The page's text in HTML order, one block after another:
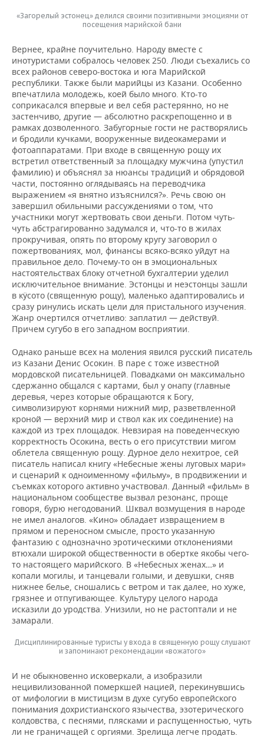
«Загорелый эстонец» делился своими позитивными эмоциями от
посещения марийской бани
Вернее, крайне поучительно. Народу вместе с
инотуристами собралось человек 250. Люди съехались со
всех районов северо-востока и юга Марийской
республики. Также были марийцы из Казани. Особенно
впечатлила молодежь, коей было много. Кто-то
соприкасался впервые и вел себя растерянно, но не
застенчиво, другие — абсолютно раскрепощенно и в
рамках дозволенного. Забугорные гости не растворялись
и бродили кучками, вооруженные видеокамерами и
фотоаппаратами. При входе в священную рощу их
встретил ответственный за площадку мужчина (упустил
фамилию) и объяснял за нюансы традиций и обрядовой
части, постоянно оглядываясь на переводчика
выражением «я внятно изъяснился?». Речь свою он
завершил обильными рассуждениями о том, что
участники могут жертвовать свои деньги. Потом чуть-
чуть абстрагированно задумался и, что-то в жилах
прокручивая, опять по второму кругу заговорил о
пожертвованиях, мол, финансы всяко-всяко уйдут на
правильное дело. Почему-то он в эмоциональных
настоятельствах блоку отчетной бухгалтерии уделил
исключительное внимание. Эстонцы и неэстонцы зашли
в кӱсото (священную рощу), маленько адаптировались и
сразу ринулись искать цели для пристального изучения.
Жанр очертился отчетливо: заплатил — действуй.
Причем сугубо в его западном восприятии.
Однако раньше всех на моления явился русский писатель
из Казани Денис Осокин. В паре с тоже известной
мордовской писательницей. Повадками он максимально
сдержанно общался с картами, был у онапу (главные
деревья, через которые обращаются к Богу,
символизируют корнями нижний мир, разветвленной
кроной — верхний мир и ствол как их соединение) на
каждой из трех площадок. Невзирая на поведенческую
корректность Осокина, весть о его присутствии мигом
облетела священную рощу. Дурное дело нехитрое, сей
писатель написал книгу «Небесные жены луговых мари»
и сценарий к одноименному «фильму», в продвижении и
съемках которого активно участвовал. Данный «фильм» в
национальном сообществе вызвал резонанс, проще
говоря, бурю негодований. Шквал возмущения в народе
не имел аналогов. «Кино» обладает извращением в
прямом и переносном смысле, просто указанную
фантазию с однозначно эротическими отклонениями
втюхали широкой общественности в обертке якобы чего-
то настоящего марийского. В «Небесных женах…» и
копали могилы, и танцевали голыми, и девушки, сняв
нижнее белье, сношались с ветром и так далее, но хуже,
грязнее и отпугивающее. Культуру целого народа
исказили до уродства. Унизили, но не растоптали и не
замарали.
Дисциплинированные туристы у входа в священную рощу слушают
и запоминают рекомендации «вожатого»
И не обыкновенно исковеркали, а изобразили
нецивилизованной померкшей нацией, перекинувшись
от мифологии в мистицизм в духе сугубо европейского
понимания дохристианского язычества, эзотерического
колдовства, с песнями, плясками и распущенностью, чуть
ли не граничащей с оргиями. Зрелища легче продать.